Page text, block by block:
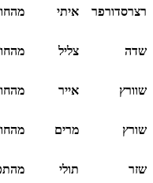
רצרסדורפר איתי
שדה צליל
שוורץ אייר
שורץ מרים
שזר תולי